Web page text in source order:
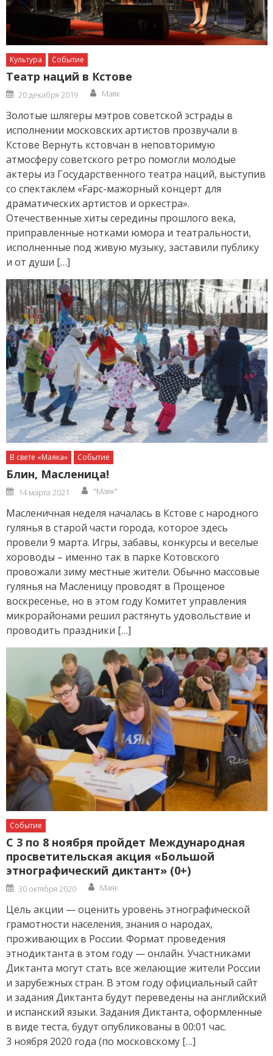
Культура Событие
Театр наций в Кстове
Posted
on
20 декабря 2019 Author
Маяк
Золотые шлягеры мэтров советской эстрады в
исполнении московских артистов прозвучали в
Кстове Вернуть кстовчан в неповторимую
атмосферу советского ретро помогли молодые
актеры из Государственного театра наций, выступив
со спектаклем «Faрс-мажорный концерт для
драматических артистов и оркестра».
Отечественные хиты середины прошлого века,
приправленные нотками юмора и театральности,
исполненные под живую музыку, заставили публику
и от души […]
В свете «Маяка» Событие
Блин, Масленица!
Posted
on
14 марта 2021 Author
"Маяк"
Масленичная неделя началась в Кстове с народного
гулянья в старой части города, которое здесь
провели 9 марта. Игры, забавы, конкурсы и веселые
хороводы – именно так в парке Котовского
провожали зиму местные жители. Обычно массовые
гулянья на Масленицу проводят в Прощеное
воскресенье, но в этом году Комитет управления
микрорайонами решил растянуть удовольствие и
проводить праздники […]
Событие
С 3 по 8 ноября пройдет Международная
просветительская акция «Большой
этнографический диктант» (0+)
Posted
on
30 октября 2020 Author
Маяк
Цель акции — оценить уровень этнографической
грамотности населения, знания о народах,
проживающих в России. Формат проведения
этнодиктанта в этом году — онлайн. Участниками
Диктанта могут стать все желающие жители России
и зарубежных стран. В этом году официальный сайт
и задания Диктанта будут переведены на английский
и испанский языки. Задания Диктанта, оформленные
в виде теста, будут опубликованы в 00:01 час.
3 ноября 2020 года (по московскому […]